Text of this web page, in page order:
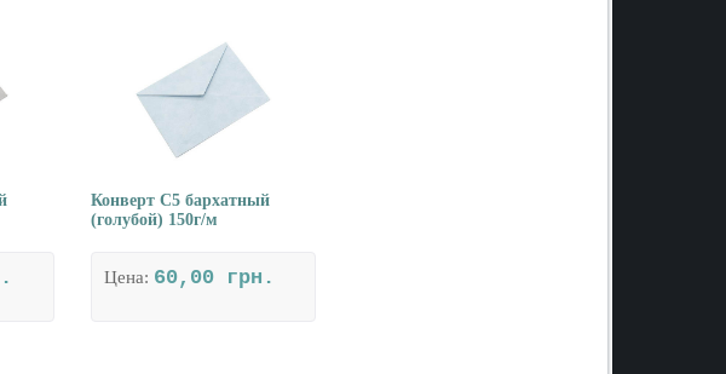
Конверт С5 бархатный
(голубой) 150г/м
Цена: 60,00 грн.